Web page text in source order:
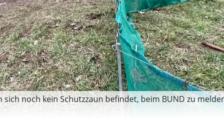
noch kein Schutzzaun befindet, beim BUND zu